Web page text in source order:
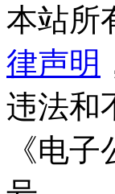
本站所
律声明
违法和
《电